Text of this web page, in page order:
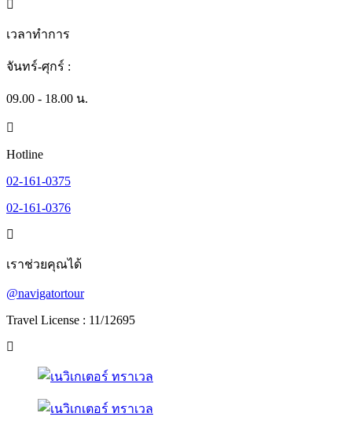
เวลาทำการ
จันทร์-ศุกร์ :
09.00 - 18.00 น.
Hotline
02-161-0375
02-161-0376
เราช่วยคุณได้
@navigatortour
Travel License : 11/12695